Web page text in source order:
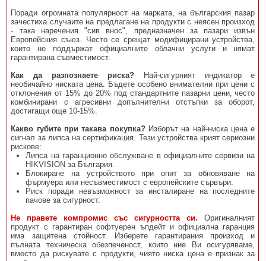
Поради огромната популярност на марката, на българския пазар
зачестиха случаите на предлагане на продукти с неясен произход
- така наречения "сив внос", предназначен за пазари извън
Европейския съюз. Често се срещат модифицирани устройства,
които не поддържат официалните облачни услуги и нямат
гарантирана съвместимост.
Как да разпознаете риска?Най-сигурният индикатор е
необичайно ниската цена. Бъдете особено внимателни при цени с
отклонения от 15% до 20% под стандартните пазарни цени, често
комбинирани с агресивни допълнителни отстъпки за оборот,
достигащи още 10-15%.
Какво губите при такава покупка?Изборът на най-ниска цена е
сигнал за липса на сертификация. Тези устройства крият сериозни
рискове:
Липса на гаранционно обслужване в официалните сервизи на
HIKVISION за България.
Блокиране на устройството при опит за обновяване на
фърмуера или несъвместимост с европейските сървъри.
Риск поради невъзможност за инсталиране на последните
пачове за сигурност.
Не правете компромис със сигурността си. Оригиналният
продукт с гарантиран софтуерен ъпдейт и официална гаранция
има защитена стойност. Изберете гарантирания произход и
пълната техническа обезпеченост, които ние Ви осигуряваме,
вместо да рискувате с продукти, чиято ниска цена е признак за